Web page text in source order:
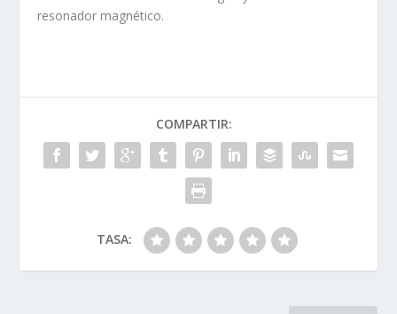
resonador magnético.
COMPARTIR:
TASA: